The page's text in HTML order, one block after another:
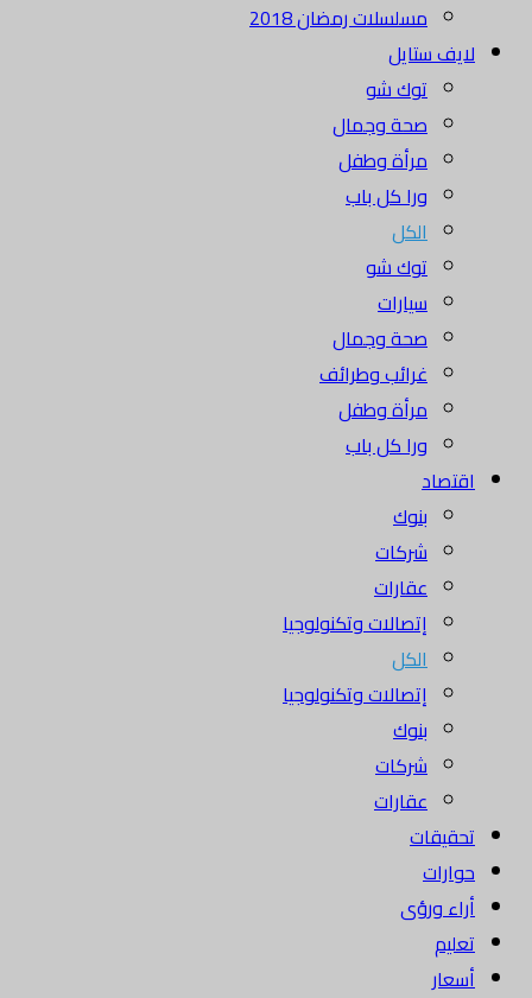
مسلسلات رمضان 2018
لايف ستايل
توك شو
صحة وجمال
مرأة وطفل
ورا كل باب
الكل
توك شو
سيارات
صحة وجمال
غرائب وطرائف
مرأة وطفل
ورا كل باب
اقتصاد
بنوك
شركات
عقارات
إتصالات وتكنولوجيا
الكل
إتصالات وتكنولوجيا
بنوك
شركات
عقارات
تحقيقات
حوارات
أراء ورؤى
تعليم
أسعار